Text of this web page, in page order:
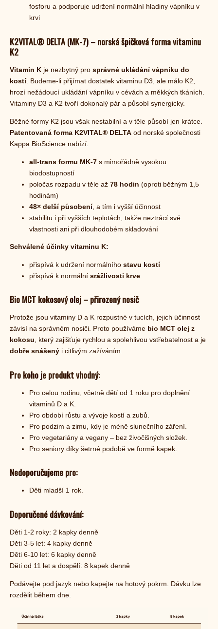
fosforu a podporuje udržení normální hladiny vápníku v
krvi
K2VITAL® DELTA (MK-7) – norská špičková forma vitaminu
K2
Vitamin K je nezbytný pro správné ukládání vápníku do
kostí. Budeme-li přijímat dostatek vitaminu D3, ale málo K2,
hrozí nežádoucí ukládání vápníku v cévách a měkkých tkáních.
Vitaminy D3 a K2 tvoří dokonalý pár a působí synergicky.
Běžné formy K2 jsou však nestabilní a v těle působí jen krátce.
Patentovaná forma K2VITAL® DELTA od norské společnosti
Kappa BioScience nabízí:
all-trans formu MK-7 s mimořádně vysokou
biodostupností
poločas rozpadu v těle až 78 hodin (oproti běžným 1,5
hodinám)
48× delší působení, a tím i vyšší účinnost
stabilitu i při vyšších teplotách, takže neztrácí své
vlastnosti ani při dlouhodobém skladování
Schválené účinky vitaminu K:
přispívá k udržení normálního stavu kostí
přispívá k normální srážlivosti krve
Bio MCT kokosový olej – přirozený nosič
Protože jsou vitaminy D a K rozpustné v tucích, jejich účinnost
závisí na správném nosiči. Proto používáme bio MCT olej z
kokosu, který zajišťuje rychlou a spolehlivou vstřebatelnost a je
dobře snášený i citlivým zažíváním.
Pro koho je produkt vhodný:
Pro celou rodinu, včetně dětí od 1 roku pro doplnění
vitaminů D a K.
Pro období růstu a vývoje kostí a zubů.
Pro podzim a zimu, kdy je méně slunečního záření.
Pro vegetariány a vegany – bez živočišných složek.
Pro seniory díky šetrné podobě ve formě kapek.
Nedoporučujeme pro:
Děti mladší 1 rok.
Doporučené dávkování:
Děti 1-2 roky: 2 kapky denně
Děti 3-5 let: 4 kapky denně
Děti 6-10 let: 6 kapky denně
Děti od 11 let a dospělí: 8 kapek denně
Podávejte pod jazyk nebo kapejte na hotový pokrm. Dávku lze
rozdělit během dne.